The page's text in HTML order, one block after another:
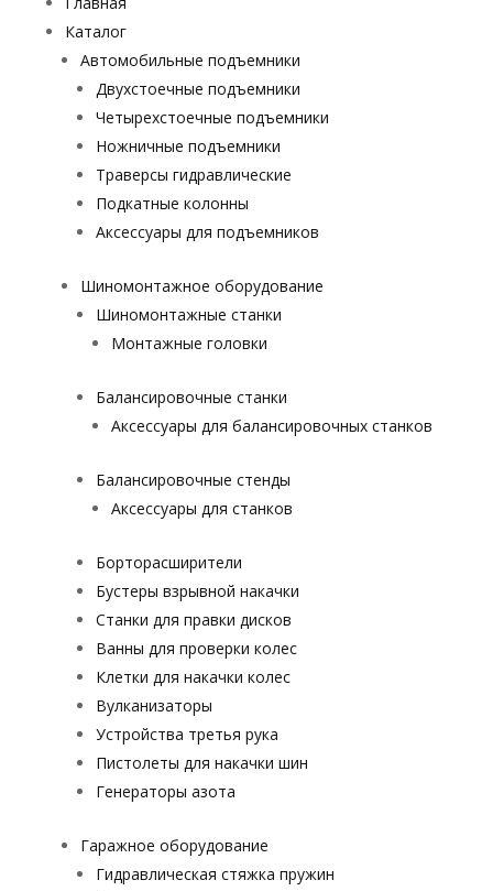
Каталог
Автомобильные подъемники
Двухстоечные подъемники
Четырехстоечные подъемники
Ножничные подъемники
Траверсы гидравлические
Подкатные колонны
Аксессуары для подъемников
Шиномонтажное оборудование
Шиномонтажные станки
Монтажные головки
Балансировочные станки
Аксессуары для балансировочных станков
Балансировочные стенды
Аксессуары для станков
Борторасширители
Бустеры взрывной накачки
Станки для правки дисков
Ванны для проверки колес
Клетки для накачки колес
Вулканизаторы
Устройства третья рука
Пистолеты для накачки шин
Генераторы азота
Гаражное оборудование
Гидравлическая стяжка пружин